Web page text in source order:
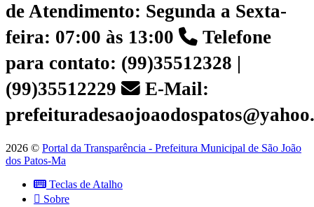
de Atendimento: Segunda a Sexta-
feira: 07:00 às 13:00
Telefone
para contato: (99)35512328 |
(99)35512229
E-Mail:
2026 © Portal da Transparência - Prefeitura Municipal de São João
dos Patos-Ma
Teclas de Atalho
Sobre